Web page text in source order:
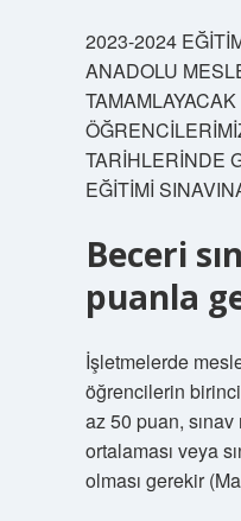
2023-2024
ANADOLU
TARİHLERİNDE
EĞİTİMİ
Beceri
puanla
İşletmelerde
öğrencilerin
az 50 puan,
ortalaması veya
olması gerekir